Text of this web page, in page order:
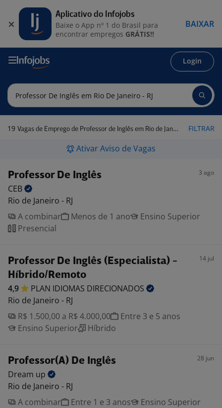
Login
19 Vagas de Emprego de Professor de Inglês em Rio de Janeiro - RJ FILTRAR
Ativar Aviso de Vagas
Professor De Inglês 3 ago
CEB
Rio de Janeiro - RJ
A combinar
Menos de 1 ano
Ensino Superior
Presencial
Professor De Inglês (Especialista) -
Híbrido/Remoto
14 jul
4,9 PLAN IDIOMAS DIRECIONADOS
Rio de Janeiro - RJ
R$ 1.500,00 a R$ 4.000,00
Entre 3 e 5 anos
Ensino Superior
Híbrido
Professor(A) De Inglês 28 jun
Dream up
Rio de Janeiro - RJ
A combinar
Entre 1 e 3 anos
Ensino Superior
Aplicativo do Infojobs
Baixe o App nº 1 do Brasil para
encontrar empregos GRÁTIS!!
BAIXAR